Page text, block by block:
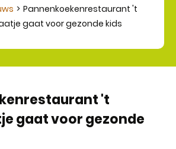
Pannenkoekenrestaurant 't
gaat voor gezonde kids
't
gaat voor gezonde